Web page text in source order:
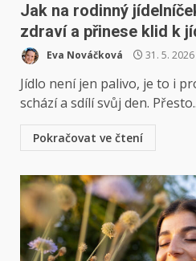
Jak na rodinný
zdraví a přinese klid k
Eva Nováčková 31. 5. 2026
Jídlo není jen palivo, je to i
schází a sdílí svůj den.
Pokračovat ve čtení